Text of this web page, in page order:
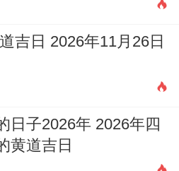
吉日 2026年11月26日
日子2026年 2026年四
黄道吉日